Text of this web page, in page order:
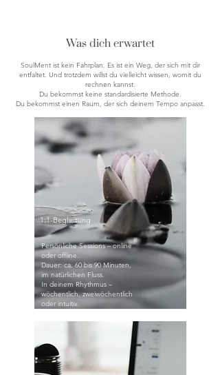
Was dich erwartet
SoulMent ist kein Fahrplan. Es ist ein Weg, der sich mit dir
entfaltet. Und trotzdem willst du vielleicht wissen, womit du
rechnen kannst.
Du bekommst keine standardisierte Methode.
Du bekommst einen Raum, der sich deinem Tempo anpasst.
1:1-Begleitung
Persönliche Sessions – online
oder offline.
Dauer: ca. 60 bis 90 Minuten,
im natürlichen Fluss.
In deinem Rhythmus –
wöchentlich, zweiwöchentlich
oder intuitiv.